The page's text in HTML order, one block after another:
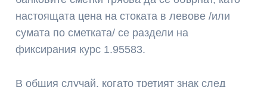
настоящата цена на стоката в левове /или
сумата по сметката/ се раздели на
фиксирания курс 1.95583.
В общия случай, когато третият знак след